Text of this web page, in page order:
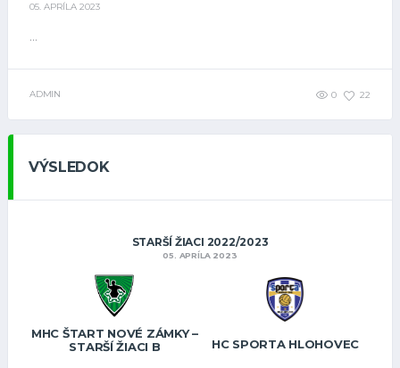
05. APRÍLA 2023
...
ADMIN 0 22
VÝSLEDOK
STARŠÍ ŽIACI 2022/2023
05. APRÍLA 2023
MHC ŠTART NOVÉ ZÁMKY –
STARŠÍ ŽIACI B
HC SPORTA HLOHOVEC